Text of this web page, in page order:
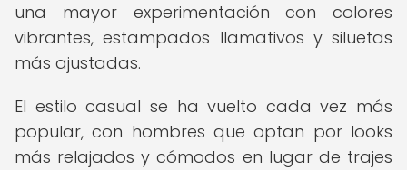
una mayor experimentación con colores
vibrantes, estampados llamativos y siluetas
más ajustadas.
El estilo casual se ha vuelto cada vez más
popular, con hombres que optan por looks
más relajados y cómodos en lugar de trajes